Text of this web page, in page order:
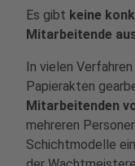
Es gibt keine
Mitarbeitende
In vielen
Papierakten
Mitarbeitenden
mehreren
Schichtmodelle